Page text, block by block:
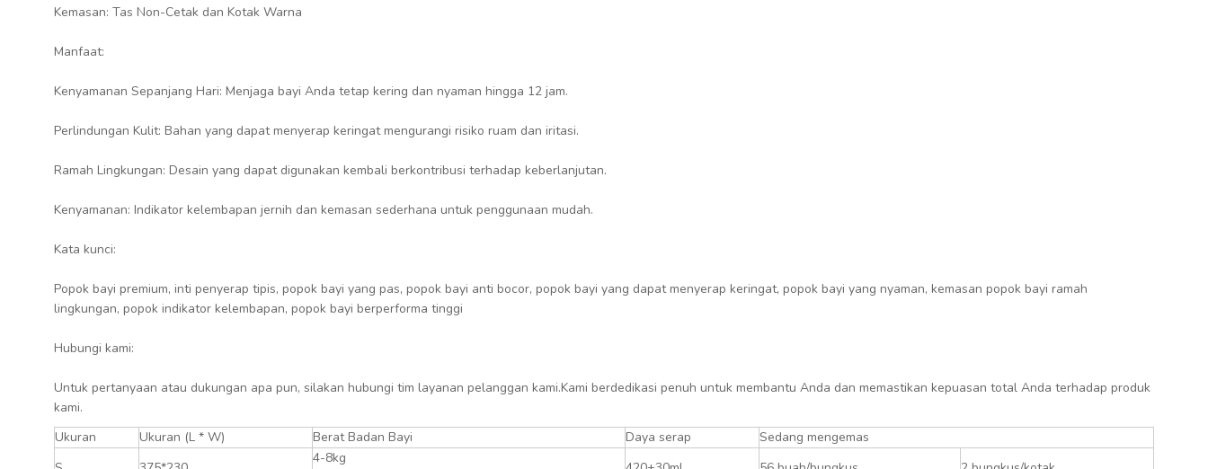
Kemasan: Tas Non-Cetak dan Kotak Warna
Manfaat:
Kenyamanan Sepanjang Hari: Menjaga bayi Anda tetap kering dan nyaman hingga 12 jam.
Perlindungan Kulit: Bahan yang dapat menyerap keringat mengurangi risiko ruam dan iritasi.
Ramah Lingkungan: Desain yang dapat digunakan kembali berkontribusi terhadap keberlanjutan.
Kenyamanan: Indikator kelembapan jernih dan kemasan sederhana untuk penggunaan mudah.
Kata kunci:
Popok bayi premium, inti penyerap tipis, popok bayi yang pas, popok bayi anti bocor, popok bayi yang dapat menyerap keringat, popok bayi yang nyaman, kemasan popok bayi ramah
lingkungan, popok indikator kelembapan, popok bayi berperforma tinggi
Hubungi kami:
Untuk pertanyaan atau dukungan apa pun, silakan hubungi tim layanan pelanggan kami.Kami berdedikasi penuh untuk membantu Anda dan memastikan kepuasan total Anda terhadap produk
kami.
Ukuran
Ukuran (L * W) Berat Badan Bayi Daya serap
Sedang mengemas
4-8kg